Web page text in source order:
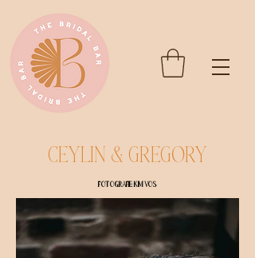
Ceylin & Gregory
Fotografie: Kim Vos